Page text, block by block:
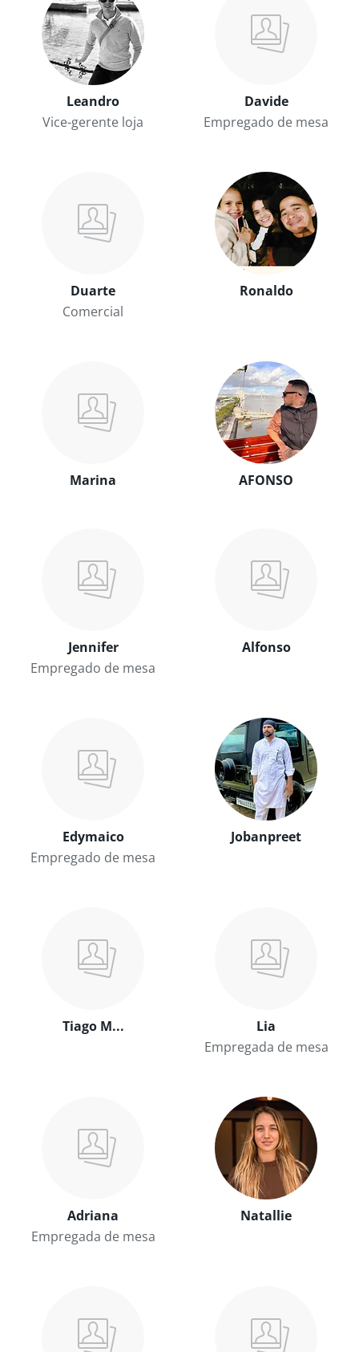
Leandro
Vice-gerente loja
Davide
Empregado de mesa
Duarte
Comercial
Ronaldo
Marina AFONSO
Jennifer
Empregado de mesa
Alfonso
Edymaico
Empregado de mesa
Jobanpreet
Tiago M...
Lia
Empregada de mesa
Adriana
Empregada de mesa
Natallie